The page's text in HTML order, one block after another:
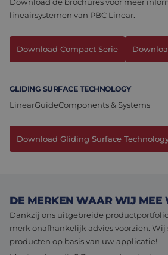
Assemblage & Customizing
Manufacturing
Over ons
lineairsystemen van PBC Linear.
Download Compact Serie
GLIDING SURFACE TECHNOLOGY
LinearGuideComponents & Systems
Download Gliding Surface
DE MERKEN WAAR WIJ MEE
Dankzij ons uitgebreide
merk onafhankelijk advies voorzien. Wij
producten op basis van uw applicatie!